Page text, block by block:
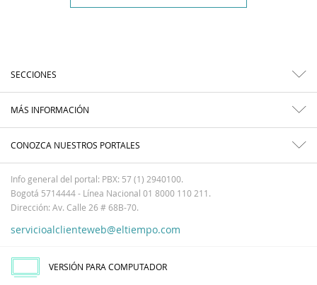
SECCIONES
MÁS INFORMACIÓN
CONOZCA NUESTROS PORTALES
Info general del portal: PBX: 57 (1) 2940100.
Bogotá 5714444 - Línea Nacional 01 8000 110 211.
Dirección: Av. Calle 26 # 68B-70.
servicioalclienteweb@eltiempo.com
VERSIÓN PARA COMPUTADOR